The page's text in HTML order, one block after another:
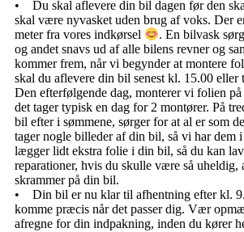
• Du skal aflevere din bil dagen før den
skal være nyvasket uden brug af voks. Der
meter fra vores indkørsel
. En bilvask
og andet snavs ud af alle bilens revner og
kommer frem, når vi begynder at montere
skal du aflevere din bil senest kl. 15.00
Den efterfølgende dag, monterer vi folien
det tager typisk en dag for 2 montører. På
bil efter i sømmene, sørger for at al er som
tager nogle billeder af din bil, så vi har dem
lægger lidt ekstra folie i din bil, så du kan
reparationer, hvis du skulle være så uheldig,
skrammer på din bil.
• Din bil er nu klar til afhentning efter kl.
komme præcis når det passer dig. Vær
afregne for din indpakning, inden du kører